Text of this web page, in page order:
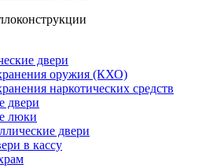
двери
оружия (КХО)
наркотических средств
двери
люки
двери
в кассу